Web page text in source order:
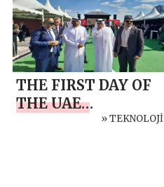
təltif olunub
THE FIRST DAY OF
THE UAE
» TEKNOLOJİ